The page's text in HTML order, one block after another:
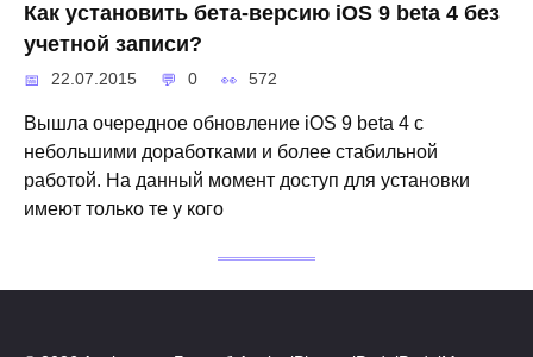
Как установить бета-версию iOS 9 beta 4 без
учетной записи?
22.07.2015 0 572
Вышла очередное обновление iOS 9 beta 4 с
небольшими доработками и более стабильной
работой. На данный момент доступ для установки
имеют только те у кого